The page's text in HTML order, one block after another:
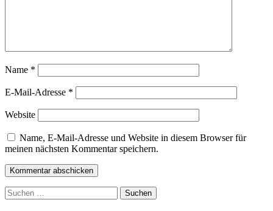
Name *
E-Mail-Adresse *
Website
Name, E-Mail-Adresse und Website in diesem Browser für
meinen nächsten Kommentar speichern.
Suchen
nach: